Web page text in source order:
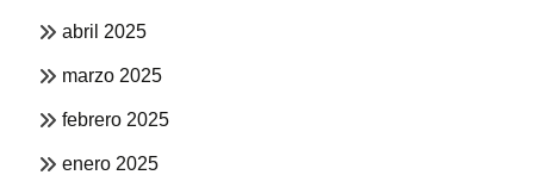
abril 2025
marzo 2025
febrero 2025
enero 2025